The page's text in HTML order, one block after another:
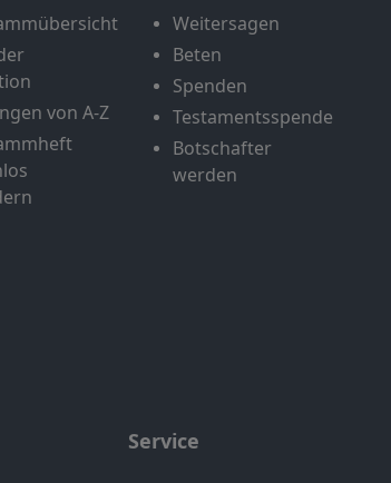
von A-Z
Weitersagen
Beten
Spenden
Testamentsspende
Botschafter
werden
Service